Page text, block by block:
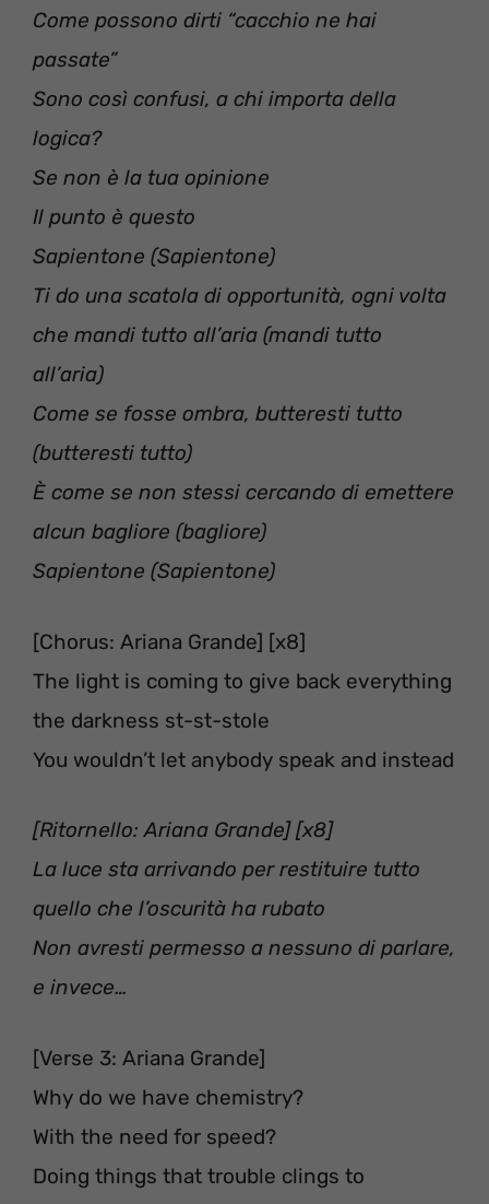
Come possono dirti “cacchio ne hai
passate”
Sono così confusi, a chi importa della
logica?
Se non è la tua opinione
Il punto è questo
Sapientone (Sapientone)
Ti do una scatola di opportunità, ogni volta
che mandi tutto all’aria (mandi tutto
all’aria)
Come se fosse ombra, butteresti tutto
(butteresti tutto)
È come se non stessi cercando di emettere
alcun bagliore (bagliore)
Sapientone (Sapientone)
[Chorus: Ariana Grande] [x8]
The light is coming to give back everything
the darkness st-st-stole
You wouldn’t let anybody speak and instead
[Ritornello: Ariana Grande] [x8]
La luce sta arrivando per restituire tutto
quello che l’oscurità ha rubato
Non avresti permesso a nessuno di parlare,
e invece…
[Verse 3: Ariana Grande]
Why do we have chemistry?
With the need for speed?
Doing things that trouble clings to